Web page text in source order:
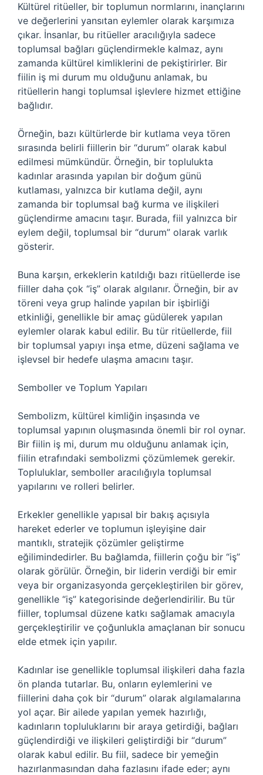
Kültürel ritüeller, bir toplumun normlarını, inançlarını
ve değerlerini yansıtan eylemler olarak karşımıza
çıkar. İnsanlar, bu ritüeller aracılığıyla sadece
toplumsal bağları güçlendirmekle kalmaz, aynı
zamanda kültürel kimliklerini de pekiştirirler. Bir
fiilin iş mi durum mu olduğunu anlamak, bu
ritüellerin hangi toplumsal işlevlere hizmet ettiğine
bağlıdır.
Örneğin, bazı kültürlerde bir kutlama veya tören
sırasında belirli fiillerin bir “durum” olarak kabul
edilmesi mümkündür. Örneğin, bir toplulukta
kadınlar arasında yapılan bir doğum günü
kutlaması, yalnızca bir kutlama değil, aynı
zamanda bir toplumsal bağ kurma ve ilişkileri
güçlendirme amacını taşır. Burada, fiil yalnızca bir
eylem değil, toplumsal bir “durum” olarak varlık
gösterir.
Buna karşın, erkeklerin katıldığı bazı ritüellerde ise
fiiller daha çok “iş” olarak algılanır. Örneğin, bir av
töreni veya grup halinde yapılan bir işbirliği
etkinliği, genellikle bir amaç güdülerek yapılan
eylemler olarak kabul edilir. Bu tür ritüellerde, fiil
bir toplumsal yapıyı inşa etme, düzeni sağlama ve
işlevsel bir hedefe ulaşma amacını taşır.
Semboller ve Toplum Yapıları
Sembolizm, kültürel kimliğin inşasında ve
toplumsal yapının oluşmasında önemli bir rol oynar.
Bir fiilin iş mi, durum mu olduğunu anlamak için,
fiilin etrafındaki sembolizmi çözümlemek gerekir.
Topluluklar, semboller aracılığıyla toplumsal
yapılarını ve rolleri belirler.
Erkekler genellikle yapısal bir bakış açısıyla
hareket ederler ve toplumun işleyişine dair
mantıklı, stratejik çözümler geliştirme
eğilimindedirler. Bu bağlamda, fiillerin çoğu bir “iş”
olarak görülür. Örneğin, bir liderin verdiği bir emir
veya bir organizasyonda gerçekleştirilen bir görev,
genellikle “iş” kategorisinde değerlendirilir. Bu tür
fiiller, toplumsal düzene katkı sağlamak amacıyla
gerçekleştirilir ve çoğunlukla amaçlanan bir sonucu
elde etmek için yapılır.
Kadınlar ise genellikle toplumsal ilişkileri daha fazla
ön planda tutarlar. Bu, onların eylemlerini ve
fiillerini daha çok bir “durum” olarak algılamalarına
yol açar. Bir ailede yapılan yemek hazırlığı,
kadınların topluluklarını bir araya getirdiği, bağları
güçlendirdiği ve ilişkileri geliştirdiği bir “durum”
olarak kabul edilir. Bu fiil, sadece bir yemeğin
hazırlanmasından daha fazlasını ifade eder; aynı